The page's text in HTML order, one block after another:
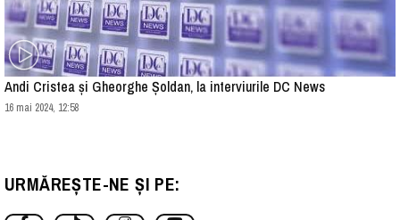
Andi Cristea și Gheorghe Șoldan, la interviurile DC News
16 mai 2024, 12:58
URMĂREȘTE-NE ȘI PE: